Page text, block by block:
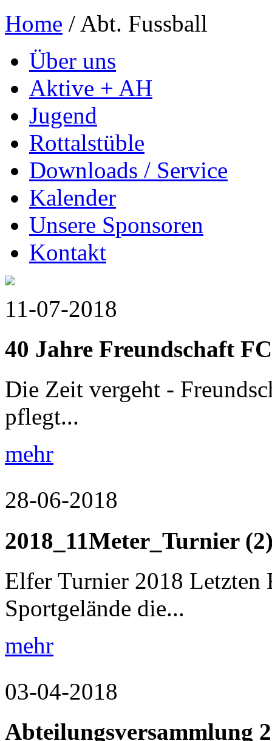
Home / Abt. Fussball
Über uns
Aktive + AH
Jugend
Rottalstüble
Downloads / Service
Kalender
Unsere Sponsoren
Kontakt
11-07-2018
40 Jahre Freundschaft
Die Zeit vergeht -
pflegt...
mehr
28-06-2018
2018_11Meter_Turnier
Elfer Turnier 2018 Letzten
Sportgelände die...
mehr
03-04-2018
Abteilungsversammlung